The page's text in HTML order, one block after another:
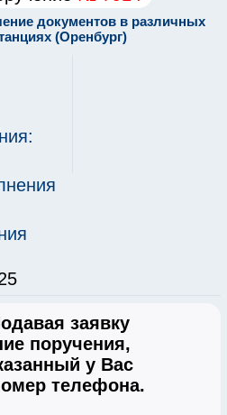
документов в различных
(Оренбург)
заявку
поручения,
у Вас
телефона.